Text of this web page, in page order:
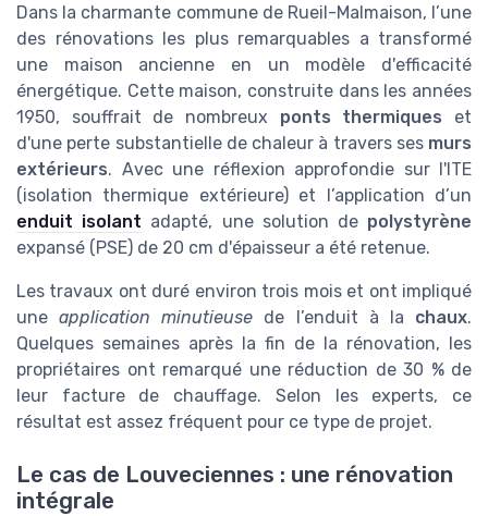
Dans la charmante commune de Rueil-Malmaison, l’une
des rénovations les plus remarquables a transformé
une maison ancienne en un modèle d'efficacité
énergétique. Cette maison, construite dans les années
1950, souffrait de nombreux ponts thermiques et
d'une perte substantielle de chaleur à travers ses murs
extérieurs. Avec une réflexion approfondie sur l'ITE
(isolation thermique extérieure) et l’application d’un
enduit isolant adapté, une solution de polystyrène
expansé (PSE) de 20 cm d'épaisseur a été retenue.
Les travaux ont duré environ trois mois et ont impliqué
uneapplication minutieuse de l’enduit à la chaux.
Quelques semaines après la fin de la rénovation, les
propriétaires ont remarqué une réduction de 30 % de
leur facture de chauffage. Selon les experts, ce
résultat est assez fréquent pour ce type de projet.
Le cas de Louveciennes : une rénovation
intégrale